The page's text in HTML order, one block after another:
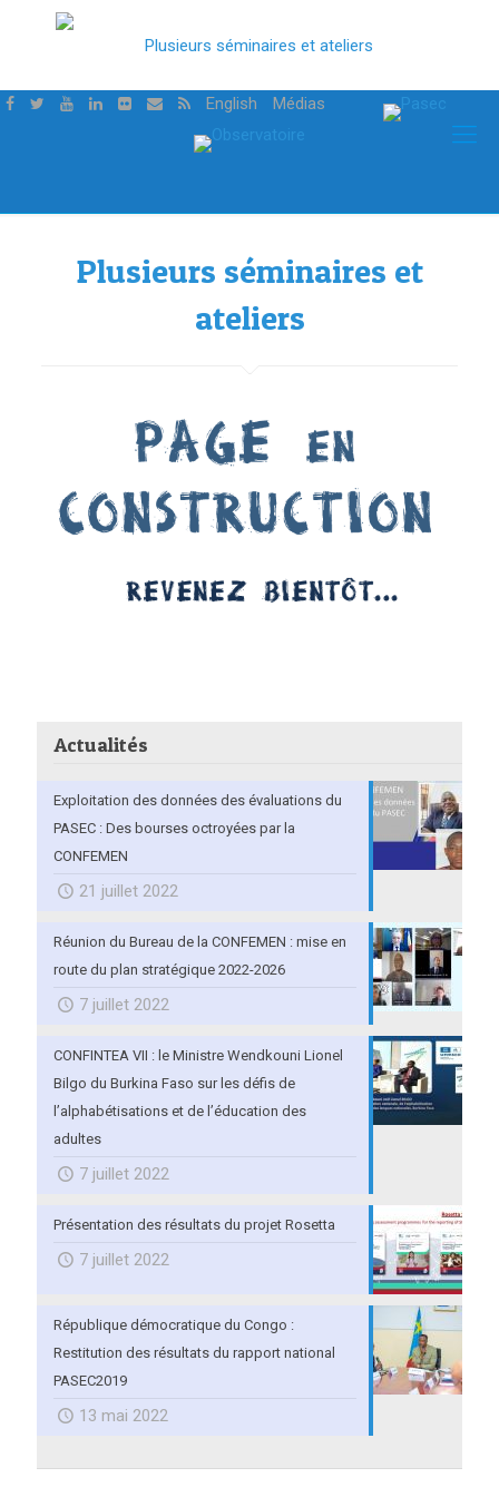
English Médias
Plusieurs séminaires et
ateliers
Actualités
Exploitation des données des évaluations du
PASEC : Des bourses octroyées par la
CONFEMEN
21 juillet 2022
Réunion du Bureau de la CONFEMEN : mise en
route du plan stratégique 2022-2026
7 juillet 2022
CONFINTEA VII : le Ministre Wendkouni Lionel
Bilgo du Burkina Faso sur les défis de
l’alphabétisations et de l’éducation des
adultes
7 juillet 2022
Présentation des résultats du projet Rosetta
7 juillet 2022
République démocratique du Congo :
Restitution des résultats du rapport national
PASEC2019
13 mai 2022